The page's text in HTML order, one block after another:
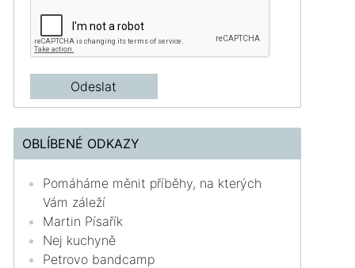
OBLÍBENÉ ODKAZY
Pomáháme měnit příběhy, na kterých
Vám záleží
Martin Písařík
Nej kuchyně
Petrovo bandcamp